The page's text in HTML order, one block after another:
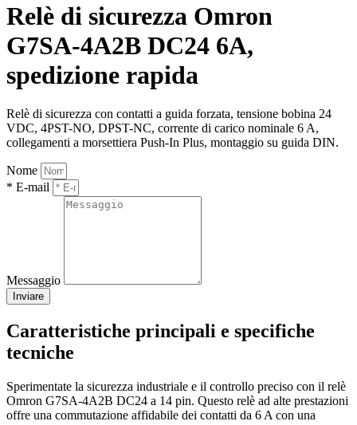
Relè di sicurezza Omron
G7SA-4A2B DC24 6A,
spedizione rapida
Relè di sicurezza con contatti a guida forzata, tensione bobina 24
VDC, 4PST-NO, DPST-NC, corrente di carico nominale 6 A,
collegamenti a morsettiera Push-In Plus, montaggio su guida DIN.
Nome
* E-mail
Messaggio
Inviare
Caratteristiche principali e specifiche
tecniche
Sperimentate la sicurezza industriale e il controllo preciso con il relè
Omron G7SA-4A2B DC24 a 14 pin. Questo relè ad alte prestazioni
offre una commutazione affidabile dei contatti da 6 A con una